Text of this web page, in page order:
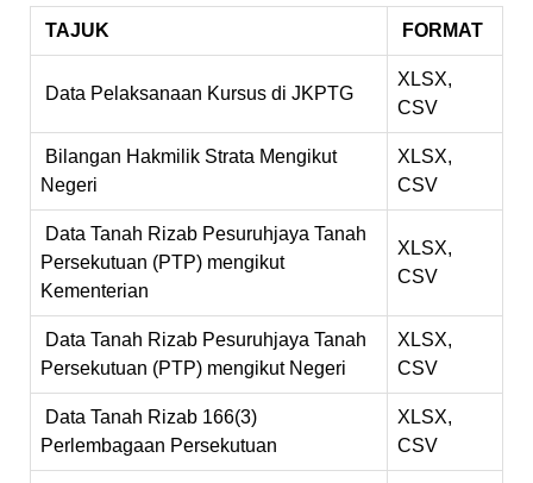
TAJUK FORMAT
Data Pelaksanaan Kursus di JKPTG
XLSX,
CSV
Bilangan Hakmilik Strata Mengikut
Negeri
XLSX,
CSV
Data Tanah Rizab Pesuruhjaya Tanah
Persekutuan (PTP) mengikut
Kementerian
XLSX,
CSV
Data Tanah Rizab Pesuruhjaya Tanah
Persekutuan (PTP) mengikut Negeri
XLSX,
CSV
Data Tanah Rizab 166(3)
Perlembagaan Persekutuan
XLSX,
CSV